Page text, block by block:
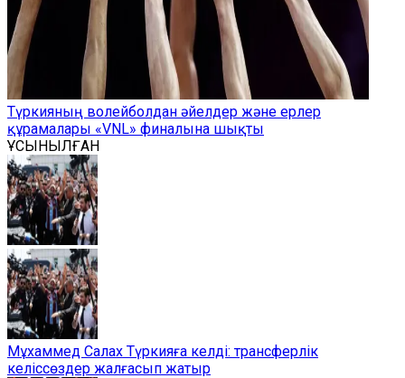
Түркияның волейболдан әйелдер және ерлер
құрамалары «VNL» финалына шықты
ҰСЫНЫЛҒАН
Мұхаммед Салах Түркияға келді: трансферлік
келіссөздер жалғасып жатыр